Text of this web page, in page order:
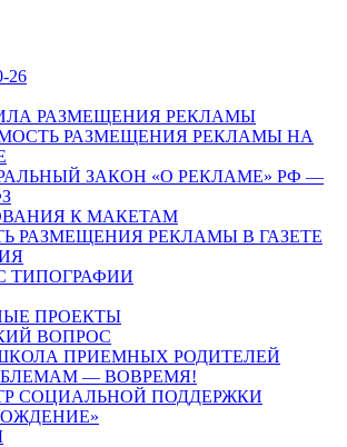
26
РАЗМЕЩЕНИЯ РЕКЛАМЫ
РАЗМЕЩЕНИЯ РЕКЛАМЫ НА
ЗАКОН «О РЕКЛАМЕ» РФ —
К МАКЕТАМ
РАЗМЕЩЕНИЯ РЕКЛАМЫ В ГАЗЕТЕ
ТИПОГРАФИИ
ПРОЕКТЫ
ВОПРОС
ПРИЕМНЫХ РОДИТЕЛЕЙ
— ВОВРЕМЯ!
СОЦИАЛЬНОЙ ПОДДЕРЖКИ